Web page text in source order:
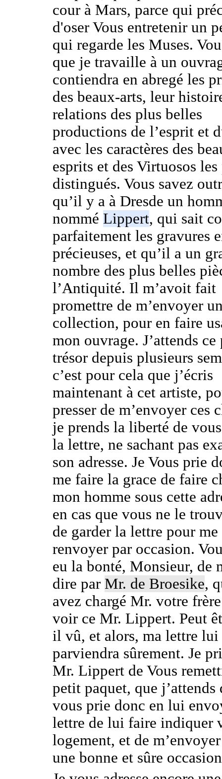
cour à Mars, parce qui
d'oser Vous entretenir un
qui regarde les Muses.
que je travaille à un
contiendra en abregé les
des beaux-arts, leur
relations des plus belles
productions de l’esprit et
avec les caractères des
esprits et des Virtuosos
distingués. Vous savez
qu’il y a à Dresde un
nommé Lippert, qui sait
parfaitement les gravures
précieuses, et qu’il a un
nombre des plus belles
l’Antiquité. Il m’avoit fait
promettre de m’envoyer
collection, pour en faire
mon ouvrage. J’attends
trésor depuis plusieurs
c’est pour cela que j’écris
maintenant à cet artiste,
presser de m’envoyer ces
je prends la liberté de
la lettre, ne sachant pas
son adresse. Je Vous prie
me faire la grace de faire
mon homme sous cette
en cas que vous ne le
de garder la lettre pour me
renvoyer par occasion.
eu la bonté, Monsieur, de
dire par Mr. de Broesike,
avez chargé Mr. votre
voir ce Mr. Lippert. Peut
il vû, et alors, ma lettre lui
parviendra sûrement. Je
Mr. Lippert de Vous
petit paquet, que j’attends
vous prie donc en lui
lettre de lui faire indiquer
logement, et de
une bonne et sûre